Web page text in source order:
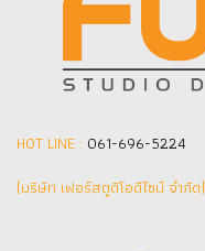
HOT LINE : 061-696-5224
(บริษัท เฟอร์สตูดิโอดีไซน์ จำกัด]